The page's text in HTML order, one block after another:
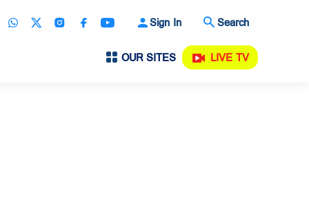
Sign In Search
OUR SITES LIVE TV